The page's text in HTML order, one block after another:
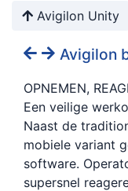
Avigilon Unity
Avigilon
OPNEMEN,
Een veilige
Naast de
mobiele variant
software.
supersnel